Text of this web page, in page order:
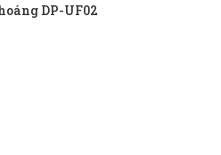
DP-UF02